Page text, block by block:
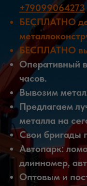
+79099064273
БЕСПЛАТНО
БЕСПЛАТНО
Оперативный
часов.
Вывозим
Предлагаем
металла на
Свои бригады
Автопарк:
длинномер,
Оптовым и